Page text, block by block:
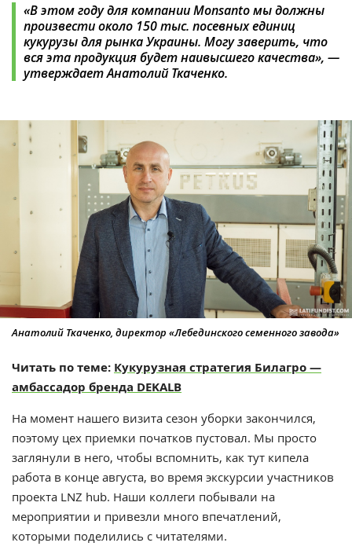
«В этом году для компании Monsanto мы должны
произвести около 150 тыс. посевных единиц
кукурузы для рынка Украины. Могу заверить, что
вся эта продукция будет наивысшего качества», —
утверждает Анатолий Ткаченко.
Анатолий Ткаченко, директор «Лебединского семенного завода»
Читать по теме: Кукурузная стратегия Билагро —
амбассадор бренда DEKALB
На момент нашего визита сезон уборки закончился,
поэтому цех приемки початков пустовал. Мы просто
заглянули в него, чтобы вспомнить, как тут кипела
работа в конце августа, во время экскурсии участников
проекта LNZ hub. Наши коллеги побывали на
мероприятии и привезли много впечатлений,
которыми поделились с читателями.